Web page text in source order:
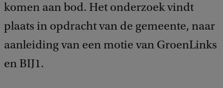
komen aan bod. Het onderzoek vindt
plaats in opdracht van de gemeente, naar
aanleiding van een motie van GroenLinks
en BIJ1.